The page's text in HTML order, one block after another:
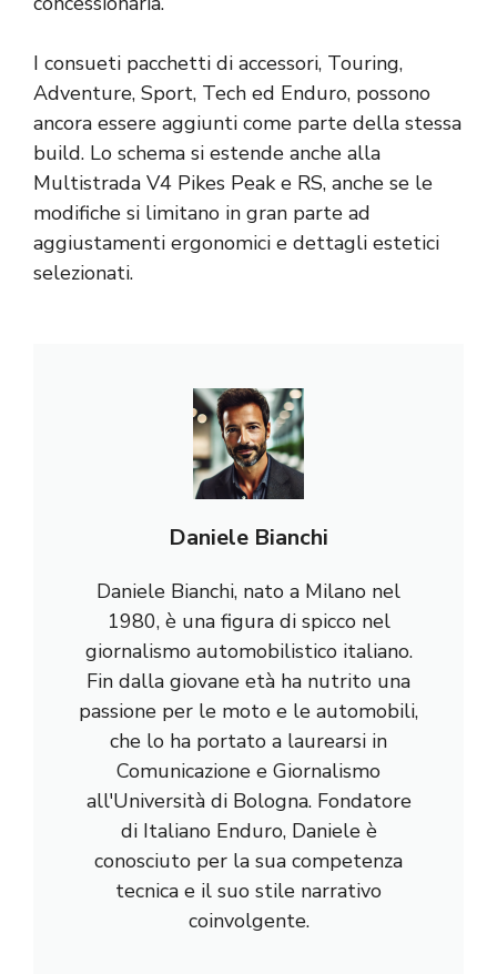
I consueti pacchetti di accessori, Touring,
Adventure, Sport, Tech ed Enduro, possono
ancora essere aggiunti come parte della stessa
build. Lo schema si estende anche alla
Multistrada V4 Pikes Peak e RS, anche se le
modifiche si limitano in gran parte ad
aggiustamenti ergonomici e dettagli estetici
selezionati.
Daniele Bianchi
Daniele Bianchi, nato a Milano nel
1980, è una figura di spicco nel
giornalismo automobilistico italiano.
Fin dalla giovane età ha nutrito una
passione per le moto e le automobili,
che lo ha portato a laurearsi in
Comunicazione e Giornalismo
all'Università di Bologna. Fondatore
di Italiano Enduro, Daniele è
conosciuto per la sua competenza
tecnica e il suo stile narrativo
coinvolgente.